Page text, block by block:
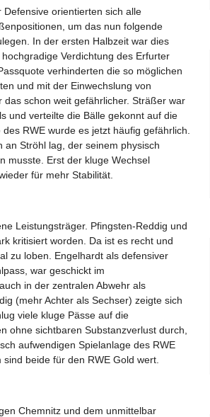
orientierten sich alle
um das nun folgende
In der ersten Halbzeit war dies
Verdichtung des Erfurter
verhinderten die so möglichen
und mit der Einwechslung von
schon weit gefährlicher. Sträßer war
und verteilte die Bälle gekonnt auf die
RWE wurde es jetzt häufig gefährlich.
Ströhl lag, der seinem physisch
musste. Erst der kluge Wechsel
für mehr Stabilität.
Leistungsträger. Pfingsten-Reddig und
kritisiert worden. Da ist es recht und
zu loben. Engelhardt als defensiver
war geschickt im
in der zentralen Abwehr als
(mehr Achter als Sechser) zeigte sich
viele kluge Pässe auf die
ohne sichtbaren Substanzverlust durch,
aufwendigen Spielanlage des RWE
beide für den RWE Gold wert.
Chemnitz und dem unmittelbar